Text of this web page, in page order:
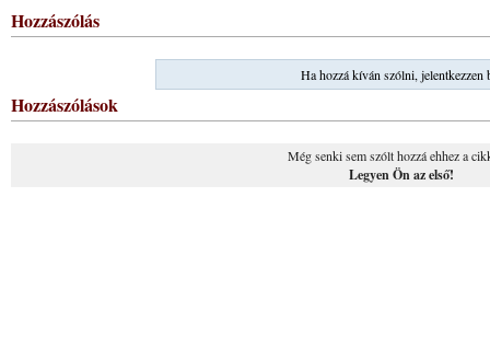
Hozzászólás
Ha hozzá kíván szólni, jelentkezzen
Hozzászólások
Még senki sem szólt hozzá ehhez a
Legyen Ön az első!